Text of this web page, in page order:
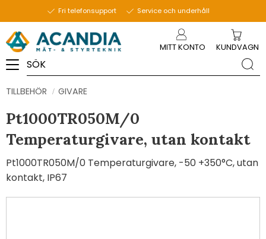
Fri telefonsupport Service och underhåll
MITT KONTO KUNDVAGN
TILLBEHÖR GIVARE
Pt1000TR050M/0
Temperaturgivare, utan kontakt
Pt1000TR050M/0 Temperaturgivare, -50 +350°C, utan
kontakt, IP67